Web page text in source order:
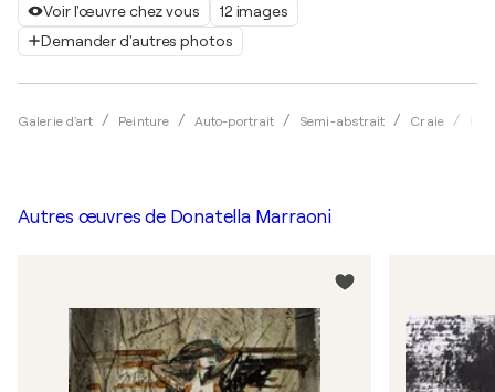
Voir l'œuvre chez vous
12 images
Demander d'autres photos
Galerie d'art Peinture Auto-portrait Semi-abstrait Craie
Autres œuvres de Donatella Marraoni